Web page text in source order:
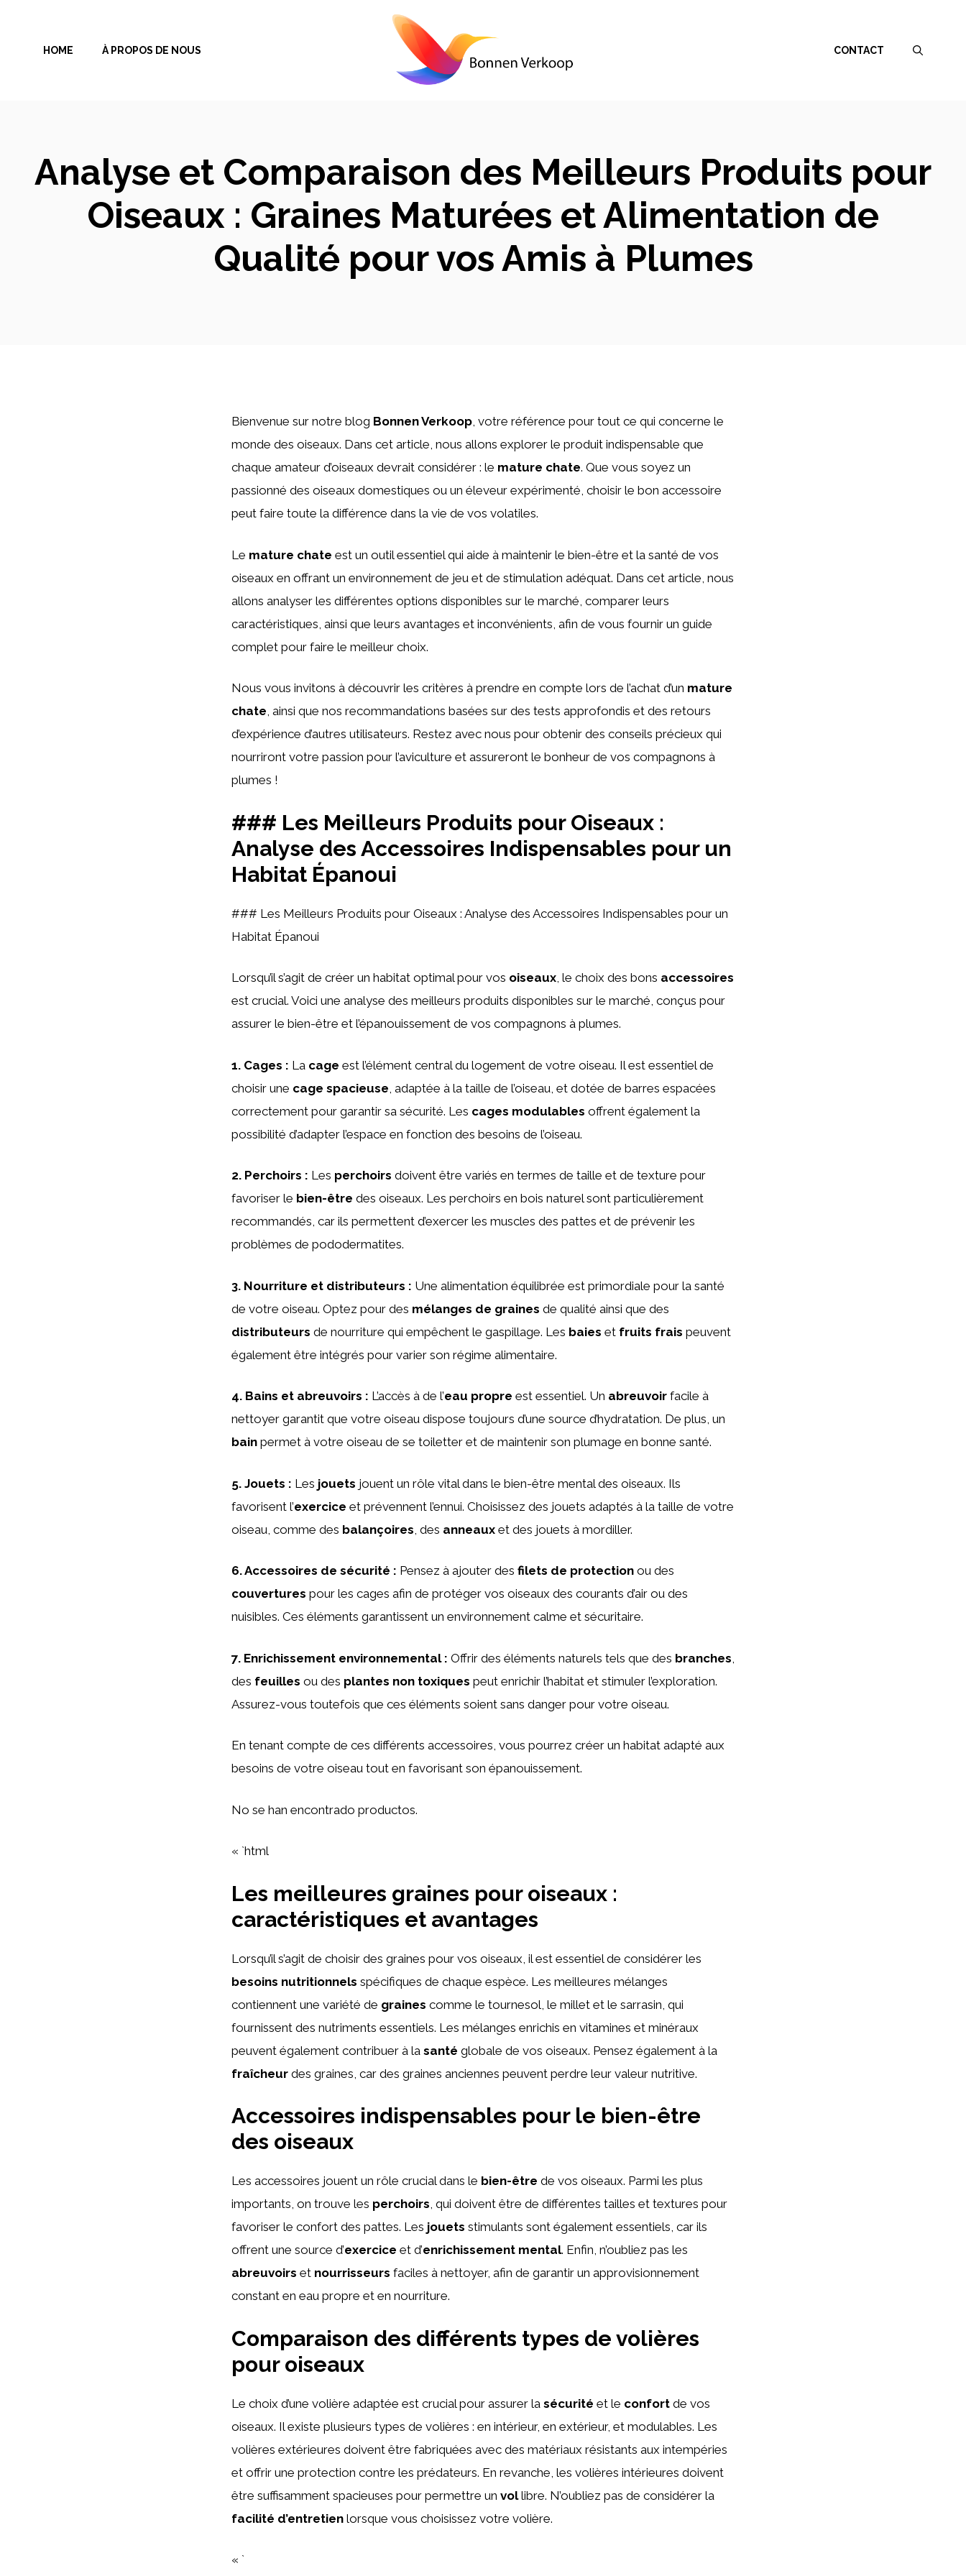
contenuHOME À PROPOS DE NOUS CONTACT
Analyse et Comparaison des Meilleurs Produits pour
Oiseaux : Graines Maturées et Alimentation de
Qualité pour vos Amis à Plumes
Bienvenue sur notre blog Bonnen Verkoop, votre référence pour tout ce qui concerne le
monde des oiseaux. Dans cet article, nous allons explorer le produit indispensable que
chaque amateur d’oiseaux devrait considérer : le mature chate. Que vous soyez un
passionné des oiseaux domestiques ou un éleveur expérimenté, choisir le bon accessoire
peut faire toute la différence dans la vie de vos volatiles.
Le mature chate est un outil essentiel qui aide à maintenir le bien-être et la santé de vos
oiseaux en offrant un environnement de jeu et de stimulation adéquat. Dans cet article, nous
allons analyser les différentes options disponibles sur le marché, comparer leurs
caractéristiques, ainsi que leurs avantages et inconvénients, afin de vous fournir un guide
complet pour faire le meilleur choix.
Nous vous invitons à découvrir les critères à prendre en compte lors de l’achat d’un mature
chate, ainsi que nos recommandations basées sur des tests approfondis et des retours
d’expérience d’autres utilisateurs. Restez avec nous pour obtenir des conseils précieux qui
nourriront votre passion pour l’aviculture et assureront le bonheur de vos compagnons à
plumes !
### Les Meilleurs Produits pour Oiseaux :
Analyse des Accessoires Indispensables pour un
Habitat Épanoui
### Les Meilleurs Produits pour Oiseaux : Analyse des Accessoires Indispensables pour un
Habitat Épanoui
Lorsqu’il s’agit de créer un habitat optimal pour vos oiseaux, le choix des bons accessoires
est crucial. Voici une analyse des meilleurs produits disponibles sur le marché, conçus pour
assurer le bien-être et l’épanouissement de vos compagnons à plumes.
1. Cages : La cage est l’élément central du logement de votre oiseau. Il est essentiel de
choisir une cage spacieuse , adaptée à la taille de l’oiseau, et dotée de barres espacées
correctement pour garantir sa sécurité. Les cages modulables offrent également la
possibilité d’adapter l’espace en fonction des besoins de l’oiseau.
2. Perchoirs : Les perchoirs doivent être variés en termes de taille et de texture pour
favoriser le bien-être des oiseaux. Les perchoirs en bois naturel sont particulièrement
recommandés, car ils permettent d’exercer les muscles des pattes et de prévenir les
problèmes de pododermatites.
3. Nourriture et distributeurs : Une alimentation équilibrée est primordiale pour la santé
de votre oiseau. Optez pour des mélanges de graines de qualité ainsi que des
distributeurs de nourriture qui empêchent le gaspillage. Les baies et fruits frais peuvent
également être intégrés pour varier son régime alimentaire.
4. Bains et abreuvoirs : L’accès à de l’eau propre est essentiel. Un abreuvoir facile à
nettoyer garantit que votre oiseau dispose toujours d’une source d’hydratation. De plus, un
bain permet à votre oiseau de se toiletter et de maintenir son plumage en bonne santé.
5. Jouets : Les jouets jouent un rôle vital dans le bien-être mental des oiseaux. Ils
favorisent l’exercice et prévennent l’ennui. Choisissez des jouets adaptés à la taille de votre
oiseau, comme des balançoires , des anneaux et des jouets à mordiller.
6.Accessoires de sécurité : Pensez à ajouter des filets de protection ou des
couvertures pour les cages afin de protéger vos oiseaux des courants d’air ou des
nuisibles. Ces éléments garantissent un environnement calme et sécuritaire.
7. Enrichissement environnemental: Offrir des éléments naturels tels que des branches
des feuilles ou des plantes non toxiques peut enrichir l’habitat et stimuler l’exploration.
Assurez-vous toutefois que ces éléments soient sans danger pour votre oiseau.
En tenant compte de ces différents accessoires, vous pourrez créer un habitat adapté aux
besoins de votre oiseau tout en favorisant son épanouissement.
No se han encontrado productos.
« `html
Les meilleures graines pour oiseaux :
caractéristiques et avantages
Lorsqu’il s’agit de choisir des graines pour vos oiseaux, il est essentiel de considérer les
besoins nutritionnels spécifiques de chaque espèce. Les meilleures mélanges
contiennent une variété de graines comme le tournesol, le millet et le sarrasin, qui
fournissent des nutriments essentiels. Les mélanges enrichis en vitamines et minéraux
peuvent également contribuer à la santé globale de vos oiseaux. Pensez également à la
fraîcheur des graines, car des graines anciennes peuvent perdre leur valeur nutritive.
Accessoires indispensables pour le bien-être
des oiseaux
Les accessoires jouent un rôle crucial dans le bien-être de vos oiseaux. Parmi les plus
importants, on trouve les perchoirs, qui doivent être de différentes tailles et textures pour
favoriser le confort des pattes. Les jouets stimulants sont également essentiels, car ils
offrent une source d’exercice et d’enrichissement mental. Enfin, n’oubliez pas les
abreuvoirs et nourrisseurs faciles à nettoyer, afin de garantir un approvisionnement
constant en eau propre et en nourriture.
Comparaison des différents types de volières
pour oiseaux
Le choix d’une volière adaptée est crucial pour assurer la sécurité et le confort de vos
oiseaux. Il existe plusieurs types de volières : en intérieur, en extérieur, et modulables. Les
volières extérieures doivent être fabriquées avec des matériaux résistants aux intempéries
et offrir une protection contre les prédateurs. En revanche, les volières intérieures doivent
être suffisamment spacieuses pour permettre un vollibre. N’oubliez pas de considérer la
facilité d’entretien lorsque vous choisissez votre volière.
« `